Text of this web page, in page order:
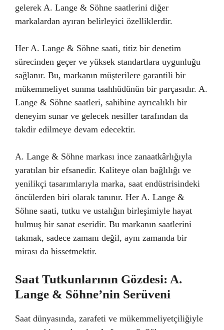
gelerek A. Lange & Söhne saatlerini diğer
markalardan ayıran belirleyici özelliklerdir.
Her A. Lange & Söhne saati, titiz bir denetim
sürecinden geçer ve yüksek standartlara uygunluğu
sağlanır. Bu, markanın müşterilere garantili bir
mükemmeliyet sunma taahhüdünün bir parçasıdır. A.
Lange & Söhne saatleri, sahibine ayrıcalıklı bir
deneyim sunar ve gelecek nesiller tarafından da
takdir edilmeye devam edecektir.
A. Lange & Söhne markası ince zanaatkârlığıyla
yaratılan bir efsanedir. Kaliteye olan bağlılığı ve
yenilikçi tasarımlarıyla marka, saat endüstrisindeki
öncülerden biri olarak tanınır. Her A. Lange &
Söhne saati, tutku ve ustalığın birleşimiyle hayat
bulmuş bir sanat eseridir. Bu markanın saatlerini
takmak, sadece zamanı değil, aynı zamanda bir
mirası da hissetmektir.
Saat Tutkunlarının Gözdesi: A.
Lange & Söhne’nin Serüveni
Saat dünyasında, zarafeti ve mükemmeliyetçiliğiyle